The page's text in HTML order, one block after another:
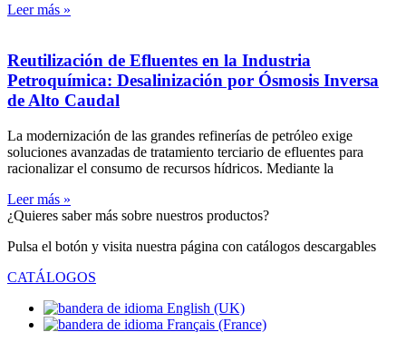
Leer más »
Reutilización de Efluentes en la Industria
Petroquímica: Desalinización por Ósmosis Inversa
de Alto Caudal
La modernización de las grandes refinerías de petróleo exige
soluciones avanzadas de tratamiento terciario de efluentes para
racionalizar el consumo de recursos hídricos. Mediante la
Leer más »
¿Quieres saber más sobre nuestros productos?
Pulsa el botón y visita nuestra página con catálogos descargables
CATÁLOGOS